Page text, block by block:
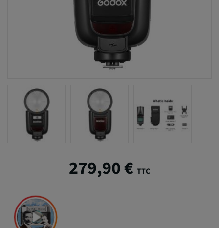
279,90 € TTC